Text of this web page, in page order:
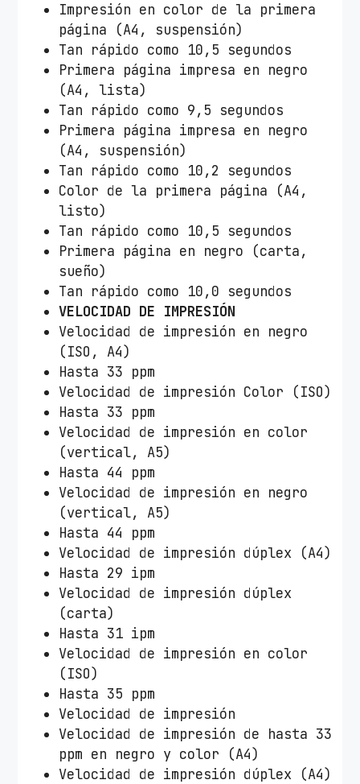
Impresión en color de la primera
página (A4, suspensión)
Tan rápido como 10,5 segundos
Primera página impresa en negro
(A4, lista)
Tan rápido como 9,5 segundos
Primera página impresa en negro
(A4, suspensión)
Tan rápido como 10,2 segundos
Color de la primera página (A4,
listo)
Tan rápido como 10,5 segundos
Primera página en negro (carta,
sueño)
Tan rápido como 10,0 segundos
VELOCIDAD DE IMPRESIÓN
Velocidad de impresión en negro
(ISO, A4)
Hasta 33 ppm
Velocidad de impresión Color (ISO)
Hasta 33 ppm
Velocidad de impresión en color
(vertical, A5)
Hasta 44 ppm
Velocidad de impresión en negro
(vertical, A5)
Hasta 44 ppm
Velocidad de impresión dúplex (A4)
Hasta 29 ipm
Velocidad de impresión dúplex
(carta)
Hasta 31 ipm
Velocidad de impresión en color
(ISO)
Hasta 35 ppm
Velocidad de impresión
Velocidad de impresión de hasta 33
ppm en negro y color (A4)
Velocidad de impresión dúplex (A4)